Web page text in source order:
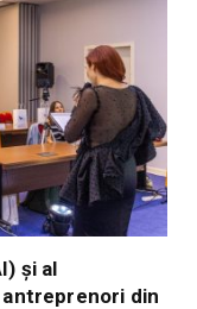
și al
din